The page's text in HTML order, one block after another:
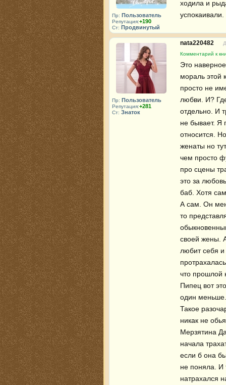
Пр: Пользователь
Репутация:+190
Ст: Продвинутый
ходила и
Пр: Пользователь
Репутация:+281
Ст: Знаток
nata220482
Комментарий к
Это
мораль этой
просто не
любви. И?
отдельно. И
не бывает. Я
относится.
женаты но
чем просто
про сцены
это за
баб. Хотя
А сам. Он
то
своей жены.
любит себя
что прошлой
Пипец вот
один
Такое
никак не
Мерзятина
начала
если б она
не поняла. И
натрахался